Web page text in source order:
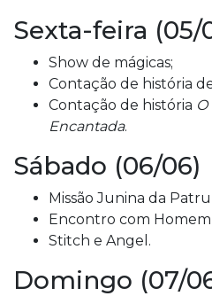
Sexta-feira (05/
Show de mágicas;
Contação de história
Contação de história
Encantada.
Sábado (06/06)
Missão Junina da
Encontro com
Stitch e Angel.
Domingo (07/